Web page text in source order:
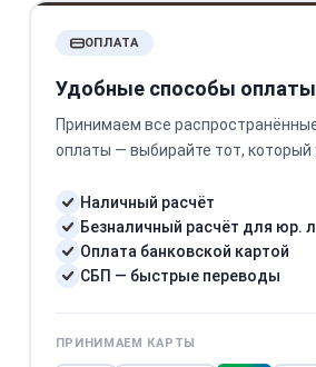
ОПЛАТА
Удобные способы оплаты
Принимаем все
оплаты — выбирайте тот, который
Наличный расчёт
Безналичный расчёт для юр.
Оплата банковской картой
СБП — быстрые переводы
ПРИНИМАЕМ КАРТЫ